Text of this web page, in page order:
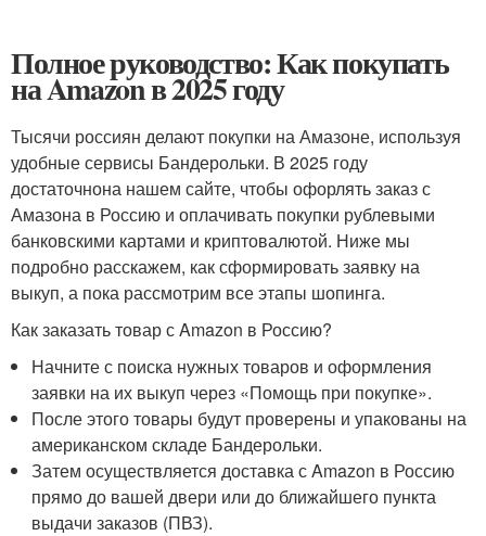
Полное руководство: Как покупать
на Amazon в 2025 году
Тысячи россиян делают покупки на Амазоне, используя
удобные сервисы Бандерольки. В 2025 году
достаточнона нашем сайте, чтобы офорлять заказ с
Амазона в Россию и оплачивать покупки рублевыми
банковскими картами и криптовалютой. Ниже мы
подробно расскажем, как сформировать заявку на
выкуп, а пока рассмотрим все этапы шопинга.
Как заказать товар с Amazon в Россию?
Начните с поиска нужных товаров и оформления
заявки на их выкуп через «Помощь при покупке».
После этого товары будут проверены и упакованы на
американском складе Бандерольки.
Затем осуществляется доставка с Amazon в Россию
прямо до вашей двери или до ближайшего пункта
выдачи заказов (ПВЗ).